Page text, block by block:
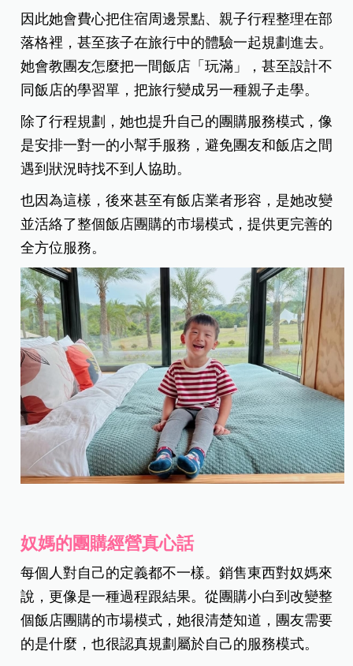
因此她會費心把住宿周邊景點、親子行程整理在部
落格裡，甚至孩子在旅行中的體驗一起規劃進去。
她會教團友怎麼把一間飯店「玩滿」，甚至設計不
同飯店的學習單，把旅行變成另一種親子走學。
除了行程規劃，她也提升自己的團購服務模式，像
是安排一對一的小幫手服務，避免團友和飯店之間
遇到狀況時找不到人協助。
也因為這樣，後來甚至有飯店業者形容，是她改變
並活絡了整個飯店團購的市場模式，提供更完善的
全方位服務。
奴媽的團購經營真心話
每個人對自己的定義都不一樣。銷售東西對奴媽來
說，更像是一種過程跟結果。從團購小白到改變整
個飯店團購的市場模式，她很清楚知道，團友需要
的是什麼，也很認真規劃屬於自己的服務模式。